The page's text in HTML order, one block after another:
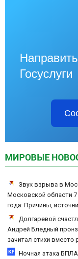
Госуслуги
МИРОВЫЕ
Звук взрыва в
Московской области 7
года: Причины,
был громкий хлопок
Долгаревой
Андрей Бледный
зачитал стихи вместо
на душе сто и один
Ночная атака